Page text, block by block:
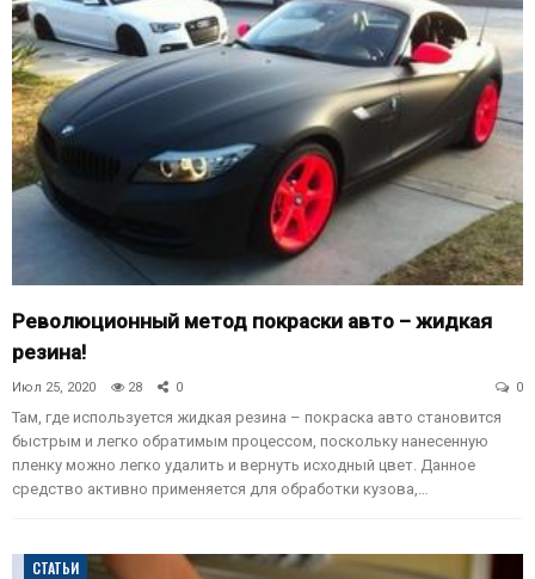
Революционный метод покраски авто – жидкая
резина!
Июл 25, 2020 28 0 0
Там, где используется жидкая резина – покраска авто становится
быстрым и легко обратимым процессом, поскольку нанесенную
пленку можно легко удалить и вернуть исходный цвет. Данное
средство активно применяется для обработки кузова,…
СТАТЬИ